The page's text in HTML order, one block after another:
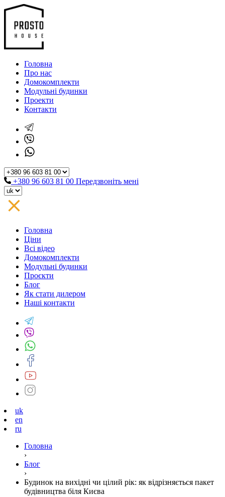
Головна
Про нас
Домокомплекти
Модульні будинки
Проекти
Контакти
+380 96 603 81 00 Передзвоніть мені
Головна
Ціни
Всі відео
Домокомплекти
Модульні будинки
Проєкти
Блог
Як стати дилером
Наші контакти
uk
en
ru
Головна
›
Блог
›
Будинок на вихідні чи цілий рік: як відрізняється пакет
будівництва біля Києва